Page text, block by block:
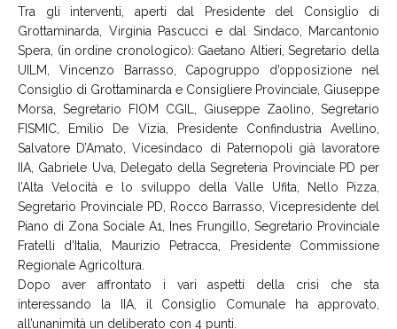
Tra gli interventi, aperti dal Presidente del Consiglio di
Grottaminarda, Virginia Pascucci e dal Sindaco, Marcantonio
Spera, (in ordine cronologico): Gaetano Altieri, Segretario della
UILM, Vincenzo Barrasso, Capogruppo d’opposizione nel
Consiglio di Grottaminarda e Consigliere Provinciale, Giuseppe
Morsa, Segretario FIOM CGIL, Giuseppe Zaolino, Segretario
FISMIC, Emilio De Vizia, Presidente Confindustria Avellino,
Salvatore D’Amato, Vicesindaco di Paternopoli già lavoratore
IIA, Gabriele Uva, Delegato della Segreteria Provinciale PD per
l’Alta Velocità e lo sviluppo della Valle Ufita, Nello Pizza,
Segretario Provinciale PD, Rocco Barrasso, Vicepresidente del
Piano di Zona Sociale A1, Ines Frungillo, Segretario Provinciale
Fratelli d’Italia, Maurizio Petracca, Presidente Commissione
Regionale Agricoltura.
Dopo aver affrontato i vari aspetti della crisi che sta
interessando la IIA, il Consiglio Comunale ha approvato,
all’unanimità un deliberato con 4 punti.